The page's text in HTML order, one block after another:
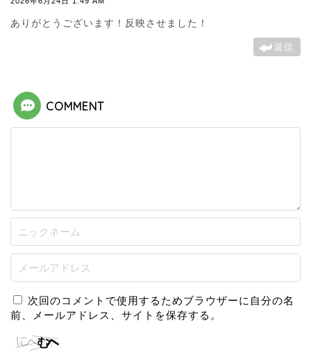
ありがとうございます！反映させました！
返信
COMMENT
次回のコメントで使用するためブラウザーに自分の名
前、メールアドレス、サイトを保存する。